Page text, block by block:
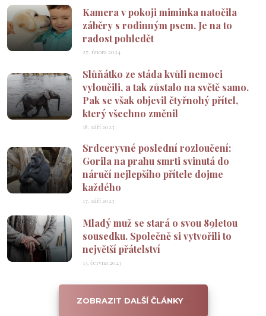
Kamera v pokoji miminka natočila
záběry s rodinným psem. Je na to
radost pohledět
27. února 2024
Slůňátko ze stáda kvůli nemoci
vyloučili, a tak zůstalo na světě samo.
Pak se však objevil čtyřnohý přítel,
který všechno změnil
18. září 2023
Srdceryvné poslední rozloučení:
Gorila na prahu smrti svinutá do
náručí nejlepšího přítele dojme
každého
17. září 2023
Mladý muž se stará o svou 89letou
sousedku. Společně si vytvořili to
největší přátelství
13. června 2023
ZOBRAZIT DALŠÍ ČLÁNKY